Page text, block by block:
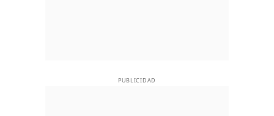
PUBLICIDAD